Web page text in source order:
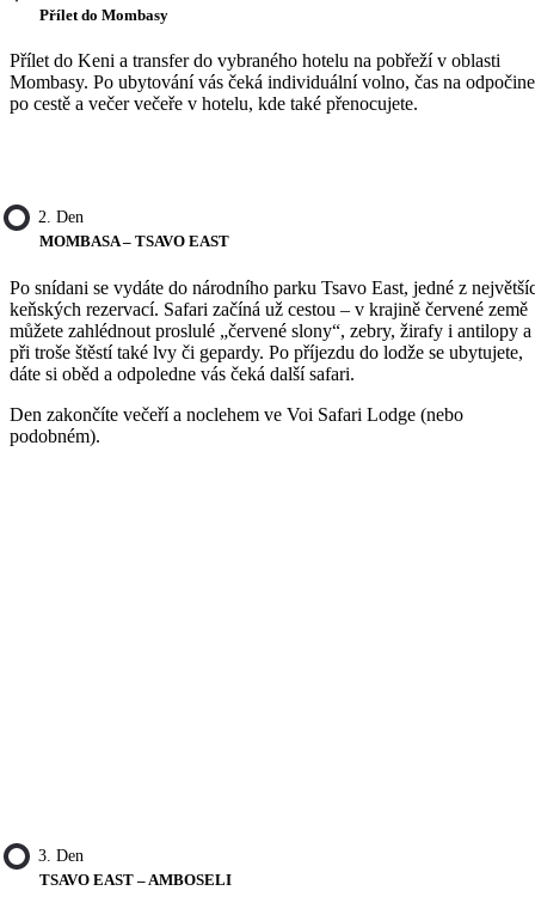
Přílet do Mombasy
Přílet do Keni a transfer do vybraného hotelu na pobřeží v oblasti
Mombasy. Po ubytování vás čeká individuální volno, čas na
po cestě a večer večeře v hotelu, kde také přenocujete.
2. Den
MOMBASA – TSAVO EAST
Po snídani se vydáte do národního parku Tsavo East, jedné z
keňských rezervací. Safari začíná už cestou – v krajině červené země
můžete zahlédnout proslulé „červené slony“, zebry, žirafy i antilopy a
při troše štěstí také lvy či gepardy. Po příjezdu do lodže se ubytujete,
dáte si oběd a odpoledne vás čeká další safari.
Den zakončíte večeří a noclehem ve Voi Safari Lodge (nebo
podobném).
3. Den
TSAVO EAST – AMBOSELI